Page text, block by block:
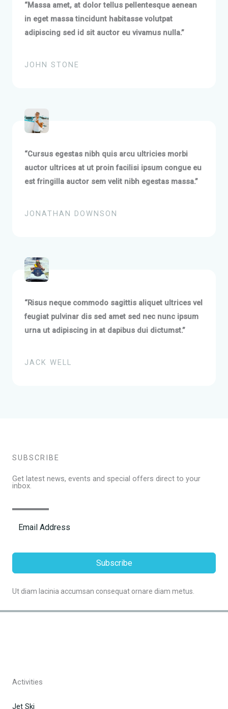
“Massa amet, at dolor tellus pellentesque aenean
in eget massa tincidunt habitasse volutpat
adipiscing sed id sit auctor eu vivamus nulla.”
JOHN STONE
“Cursus egestas nibh quis arcu ultricies morbi
auctor ultrices at ut proin facilisi ipsum congue eu
est fringilla auctor sem velit nibh egestas massa.”
JONATHAN DOWNSON
“Risus neque commodo sagittis aliquet ultrices vel
feugiat pulvinar dis sed amet sed nec nunc ipsum
urna ut adipiscing in at dapibus dui dictumst.”
JACK WELL
SUBSCRIBE
Get latest news, events and special offers direct to your
inbox.
Subscribe
Ut diam lacinia accumsan consequat ornare diam metus.
Activities
Jet Ski